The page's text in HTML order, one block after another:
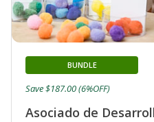
Asociado de
BUNDLE
Save $187.00 (6%OFF)